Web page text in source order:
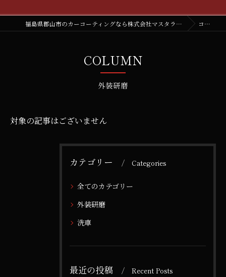
福島県郡山市のカーコーティングなら株式会社マスタライズ コラム
COLUMN
外装研磨
対象の記事はございません
カテゴリー Categories
全てのカテゴリー
外装研磨
洗車
最近の投稿 Recent Posts